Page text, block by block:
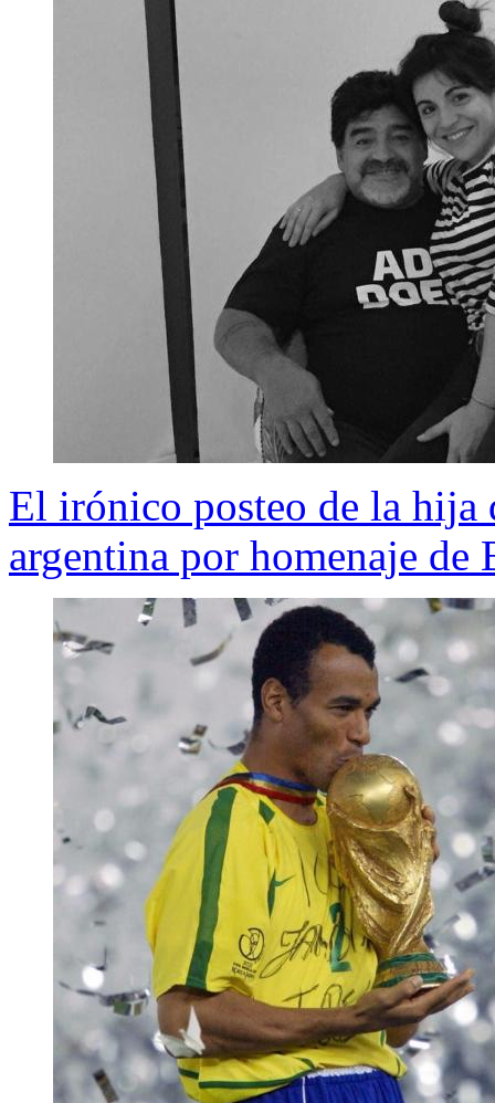
El irónico posteo de la hija
argentina por homenaje de